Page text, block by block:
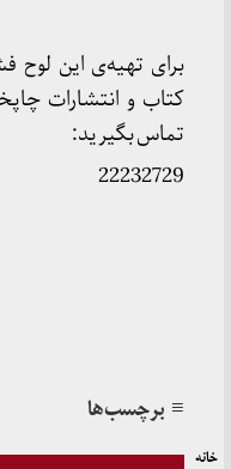
برای تهیه‌ی این
کتاب و انتشارات
تماس بگیرید:
22232729
≡ برچسب‌ها
خانه